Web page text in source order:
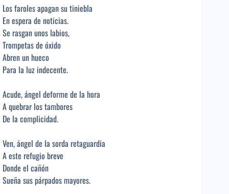
Los faroles apagan su tiniebla
En espera de noticias.
Se rasgan unos labios,
Trompetas de óxido
Abren un hueco
Para la luz indecente.
Acude, ángel deforme de la hora
A quebrar los tambores
De la complicidad.
Ven, ángel de la sorda retaguardia
A este refugio breve
Donde el cañón
Sueña sus párpados mayores.